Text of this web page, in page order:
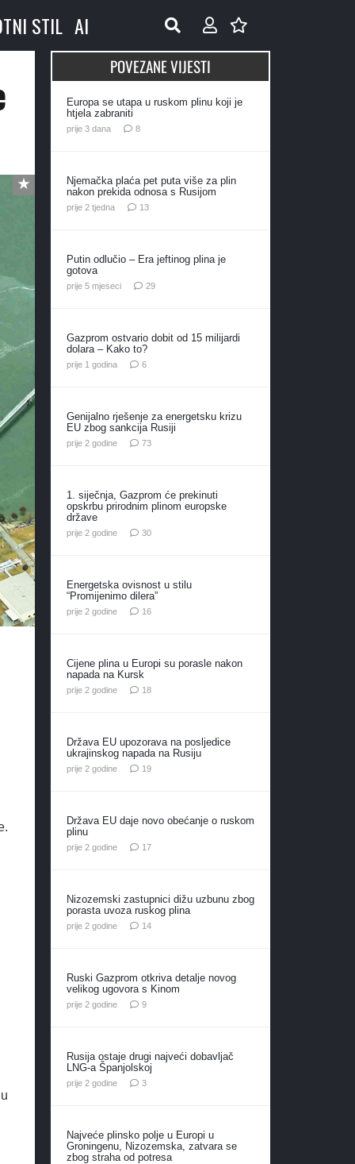
STIL AI
POVEZANE VIJESTI
Europa se utapa u ruskom plinu koji je
htjela zabraniti
prije 3 dana 8komentara
Njemačka plaća pet puta više za plin
nakon prekida odnosa s Rusijom
prije 2 tjedna 13komentara
Putin odlučio – Era jeftinog plina je
gotova
prije 5 mjeseci 29komentara
Gazprom ostvario dobit od 15 milijardi
dolara – Kako to?
prije 1 godina 6komentara
Genijalno rješenje za energetsku krizu
EU zbog sankcija Rusiji
prije 2 godine 73komentara
1. siječnja, Gazprom će prekinuti
opskrbu prirodnim plinom europske
države
prije 2 godine 30komentara
Energetska ovisnost u stilu
“Promijenimo dilera”
prije 2 godine 16komentara
Cijene plina u Europi su porasle nakon
napada na Kursk
prije 2 godine 18komentara
Država EU upozorava na posljedice
ukrajinskog napada na Rusiju
prije 2 godine 19komentara
Država EU daje novo obećanje o ruskom
plinu
prije 2 godine 17komentara
Nizozemski zastupnici dižu uzbunu zbog
porasta uvoza ruskog plina
prije 2 godine 14komentara
Ruski Gazprom otkriva detalje novog
velikog ugovora s Kinom
prije 2 godine 9komentara
Rusija ostaje drugi najveći dobavljač
LNG-a Španjolskoj
prije 2 godine 3komentara
Najveće plinsko polje u Europi u
Groningenu, Nizozemska, zatvara se
zbog straha od potresa